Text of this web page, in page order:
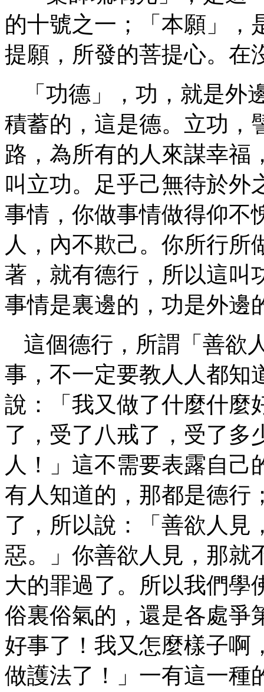
的十號之一；「本願」，
提願，所發的菩提心。在
「功德」，功，就是
積蓄的，這是德。立功，
路，為所有的人來謀幸福
叫立功。足乎己無待於外
事情，你做事情做得仰不
人，內不欺己。你所行所
著，就有德行，所以這叫
事情是裏邊的，功是外邊
這個德行，所謂「善欲
事，不一定要教人人都知
說：「我又做了什麼什麼
了，受了八戒了，受了多
人！」這不需要表露自己
有人知道的，那都是德行
了，所以說：「善欲人見
惡。」你善欲人見，那就
大的罪過了。所以我們學
俗裏俗氣的，還是各處爭
好事了！我又怎麼樣子啊
做護法了！」一有這一種